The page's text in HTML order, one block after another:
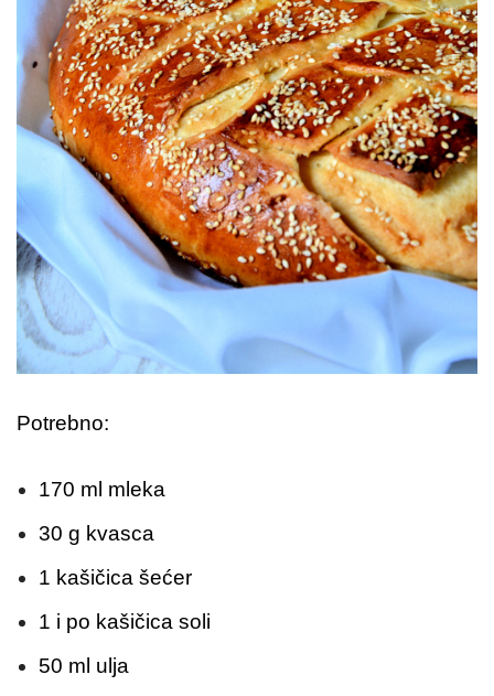
Potrebno:
170 ml mleka
30 g kvasca
1 kašičica šećer
1 i po kašičica soli
50 ml ulja